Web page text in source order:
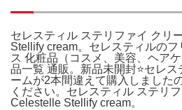
セレスティル ステリファイ クリ
Stellify cream。セレスティルの
ス 化粧品（コスメ、美容、ヘア
品一覧 通販。新品未開封⭐️セレ
ームが2本間違えて購入しました
ください。セレスティル ステリ
Celestelle Stellify cream。